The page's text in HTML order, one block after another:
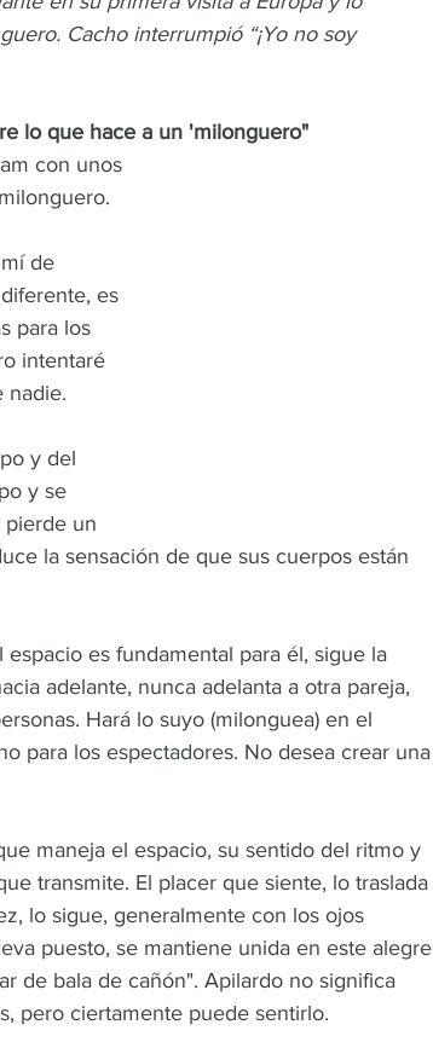
Cacho interrumpió “¡Yo no soy
lo que hace a un 'milonguero"
con unos
de
es
para los
intentaré
nadie.
y del
y se
pierde un
la sensación de que sus cuerpos están
es fundamental para él, sigue la
adelante, nunca adelanta a otra pareja,
Hará lo suyo (milonguea) en el
para los espectadores. No desea crear una
maneja el espacio, su sentido del ritmo y
transmite. El placer que siente, lo traslada
lo sigue, generalmente con los ojos
puesto, se mantiene unida en este alegre
de bala de cañón". Apilardo no significa
pero ciertamente puede sentirlo.